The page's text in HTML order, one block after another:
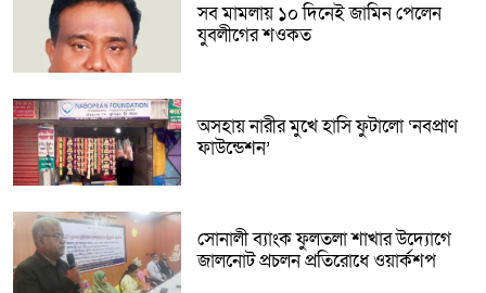
সব মামলায় ১০ দিনেই জামিন পেলেন
যুবলীগের শওকত
অসহায় নারীর মুখে হাসি ফুটালো ‘নবপ্রাণ
ফাউন্ডেশন’
সোনালী ব্যাংক ফুলতলা শাখার উদ্যোগে
জালনোট প্রচলন প্রতিরোধে ওয়ার্কশপ